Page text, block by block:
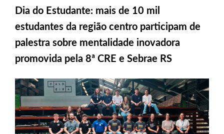
Dia do Estudante: mais de 10 mil
estudantes da região centro participam de
palestra sobre mentalidade inovadora
promovida pela 8ª CRE e Sebrae RS